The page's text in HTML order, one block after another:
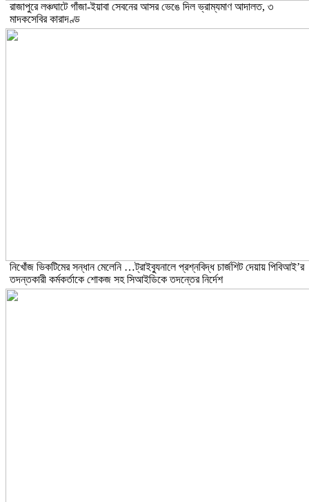
রাজাপুরে লঞ্চঘাটে গাঁজা-ইয়াবা সেবনের আসর ভেঙে দিল ভ্রাম্যমাণ আদালত, ৩
মাদকসেবির কারাদণ্ড
নিখোঁজ ভিকটিমের সন্ধান মেলেনি …ট্রাইব্যুনালে প্রশ্নবিদ্ধ চার্জশিট দেয়ায় পিবিআই’র
তদন্তকারী কর্মকর্তাকে শোকজ সহ সিআইডিকে তদন্তের নির্দেশ